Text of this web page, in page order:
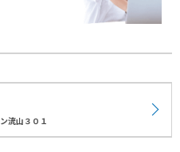
流山３０１